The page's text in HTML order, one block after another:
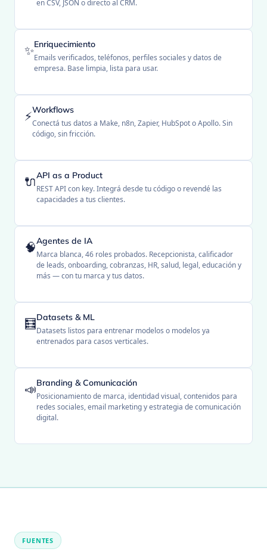
en CSV, JSON o directo al CRM.
✨Enriquecimiento
Emails verificados, teléfonos, perfiles sociales y datos de
empresa. Base limpia, lista para usar.
⚡Workflows
Conectá tus datos a Make, n8n, Zapier, HubSpot o Apollo. Sin
código, sin fricción.
🔌API as a Product
REST API con key. Integrá desde tu código o revendé las
capacidades a tus clientes.
🧠Agentes de IA
Marca blanca, 46 roles probados. Recepcionista, calificador
de leads, onboarding, cobranzas, HR, salud, legal, educación y
más — con tu marca y tus datos.
🧮Datasets & ML
Datasets listos para entrenar modelos o modelos ya
entrenados para casos verticales.
📣Branding & Comunicación
Posicionamiento de marca, identidad visual, contenidos para
redes sociales, email marketing y estrategia de comunicación
digital.
FUENTES